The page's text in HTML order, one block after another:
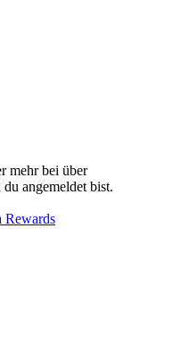
mehr bei über
angemeldet bist.
Rewards